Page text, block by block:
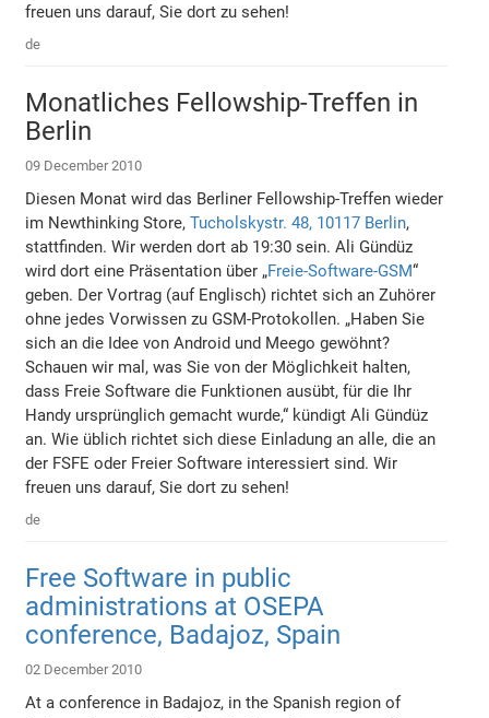
freuen uns darauf, Sie dort zu sehen!
de
Monatliches Fellowship-Treffen in
Berlin
09 December 2010
Diesen Monat wird das Berliner Fellowship-Treffen wieder
im Newthinking Store,Tucholskystr. 48, 10117 Berlin,
stattfinden. Wir werden dort ab 19:30 sein. Ali Gündüz
wird dort eine Präsentation über „Freie-Software-GSM“
geben. Der Vortrag (auf Englisch) richtet sich an Zuhörer
ohne jedes Vorwissen zu GSM-Protokollen. „Haben Sie
sich an die Idee von Android und Meego gewöhnt?
Schauen wir mal, was Sie von der Möglichkeit halten,
dass Freie Software die Funktionen ausübt, für die Ihr
Handy ursprünglich gemacht wurde,“ kündigt Ali Gündüz
an. Wie üblich richtet sich diese Einladung an alle, die an
der FSFE oder Freier Software interessiert sind. Wir
freuen uns darauf, Sie dort zu sehen!
de
Free Software in public
administrations at OSEPA
conference, Badajoz, Spain
02 December 2010
At a conference in Badajoz, in the Spanish region of